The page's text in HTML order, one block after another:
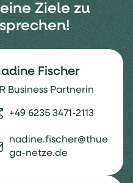
Ziele zu
Fischer
Business Partnerin
+49 6235 3471-2113
nadine.fischer@thue
ga-netze.de